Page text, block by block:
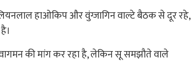
हाओकिप और वुंग्जागिन वाल्टे बैठक से दूर रहे,
की मांग कर रहा है, लेकिन सू समझौते वाले